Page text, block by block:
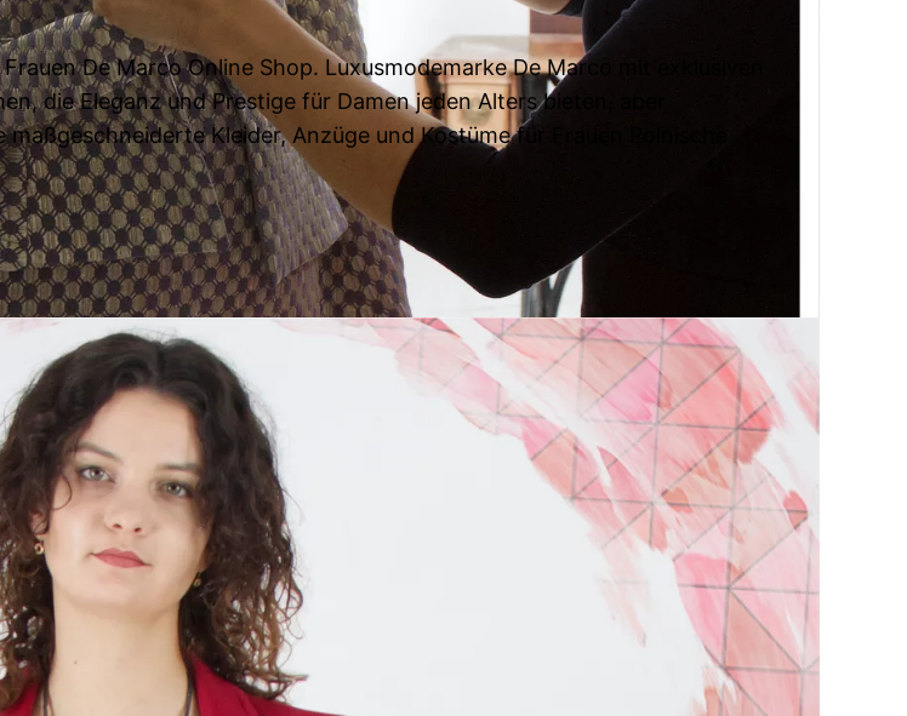
De Marco Online Shop. Luxusmodemarke De Marco mit exklusiven
die Eleganz und Prestige für Damen jeden Alters bieten, aber
Kleider, Anzüge und Kostüme für Frauen Polnische